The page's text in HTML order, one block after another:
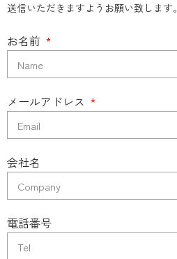
送信いただきますようお願い致します。
お名前
メールアドレス
会社名
電話番号